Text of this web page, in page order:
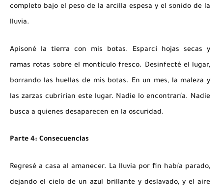
completo bajo el peso de la arcilla espesa y el sonido de la
lluvia.
Apisoné la tierra con mis botas. Esparcí hojas secas y
ramas rotas sobre el montículo fresco. Desinfecté el lugar,
borrando las huellas de mis botas. En un mes, la maleza y
las zarzas cubrirían este lugar. Nadie lo encontraría. Nadie
busca a quienes desaparecen en la oscuridad.
Parte 4: Consecuencias
Regresé a casa al amanecer. La lluvia por fin había parado,
dejando el cielo de un azul brillante y deslavado, y el aire